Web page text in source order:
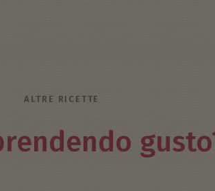
ALTRE RICETTE